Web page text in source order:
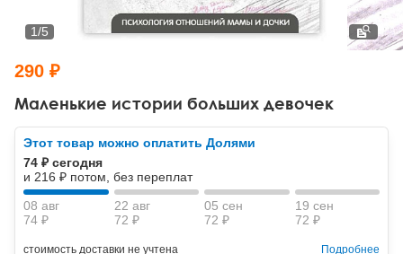
Тревожные расстройства, панические атаки
Другие направления психотерапии
Классический, эриксоновский гипноз и НЛП
НЛП
Психология труда и эргономика
Социальная психология
Социальная и организационная психология
Классический и юнгианский психоанализ
Маленькие истории больших девочек
1/5
290 ₽
Этот товар можно оплатить Долями
74 ₽ сегодня
и 216 ₽ потом, без переплат
08 авг
74 ₽
22 авг
72 ₽
05 сен
72 ₽
19 сен
72 ₽
стоимость доставки не учтена Подробнее